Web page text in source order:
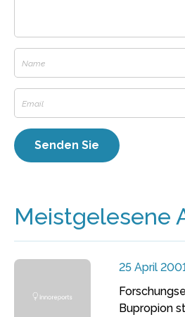
Meistgelesene
25 April
Bupropion